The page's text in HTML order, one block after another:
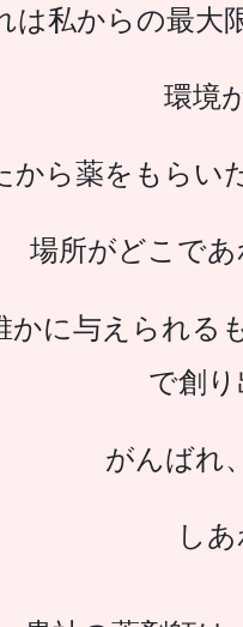
は私からの最大
環境
から薬をもらい
場所がどこであ
かに与えられる
で創り
がんばれ
し